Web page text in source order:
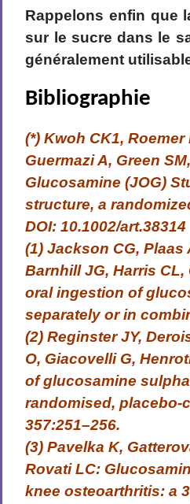
Rappelons enfin que
sur le sucre dans le
généralement
Bibliographie
(*) Kwoh CK1,
Guermazi A, Green
Glucosamine (JOG)
structure, a
DOI: 10.1002/art.38314
(1) Jackson CG, Plaas
Barnhill JG, Harris
oral ingestion of
separately or in
(2) Reginster JY,
O, Giacovelli G,
of glucosamine
randomised, placebo-
357:251–256.
(3) Pavelka K,
Rovati LC:
knee osteoarthritis: a